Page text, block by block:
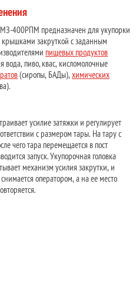
400РПМ предназначен для укупорки
закруткой с заданным
пищевых продуктов
вода, пиво, квас, кисломолочные
(сиропы, БАДы),химических
усилие затяжки и регулирует
с размером тары. На тару с
чего тара перемещается в пост
запуск. Укупорочная головка
механизм усилия закрутки, и
снимается оператором, а на ее место